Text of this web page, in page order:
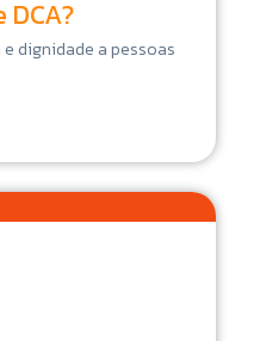
dignidade a pessoas